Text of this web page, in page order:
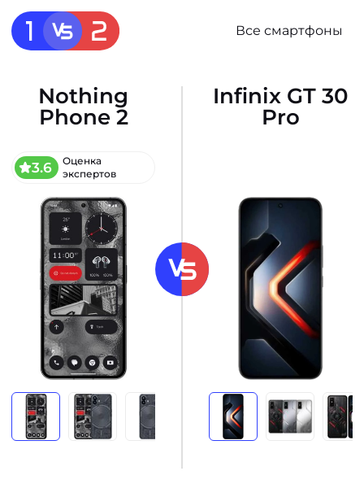
Все смартфоны
Nothing
Phone 2
3.6
Оценка
экспертов
Infinix GT 30
Pro